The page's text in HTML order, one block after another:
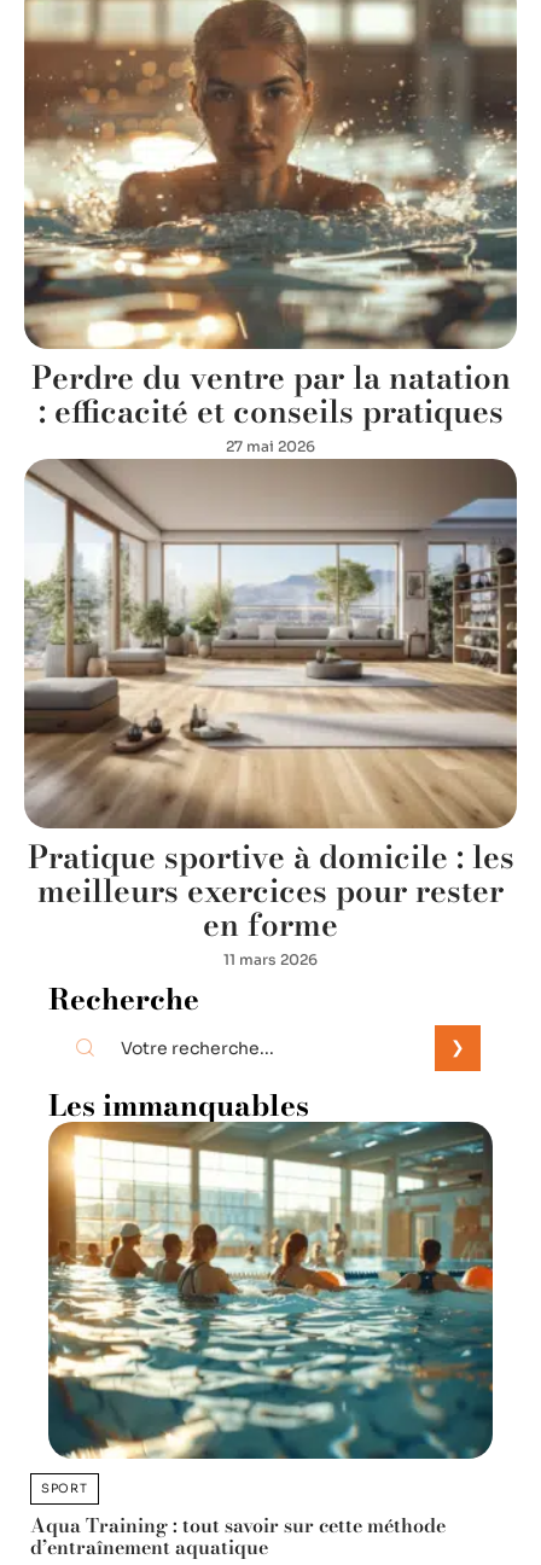
Perdre du ventre par la natation
: efficacité et conseils pratiques
27 mai 2026
Pratique sportive à domicile : les
meilleurs exercices pour rester
en forme
11 mars 2026
Recherche
Les immanquables
SPORT
Aqua Training : tout savoir sur cette méthode
d’entraînement aquatique